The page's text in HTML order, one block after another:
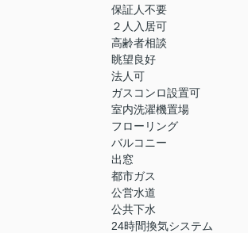
保証人不要
２人入居可
高齢者相談
眺望良好
法人可
ガスコンロ設置可
室内洗濯機置場
フローリング
バルコニー
出窓
都市ガス
公営水道
公共下水
24時間換気システム